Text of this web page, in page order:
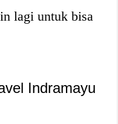
lagi untuk bisa
Indramayu